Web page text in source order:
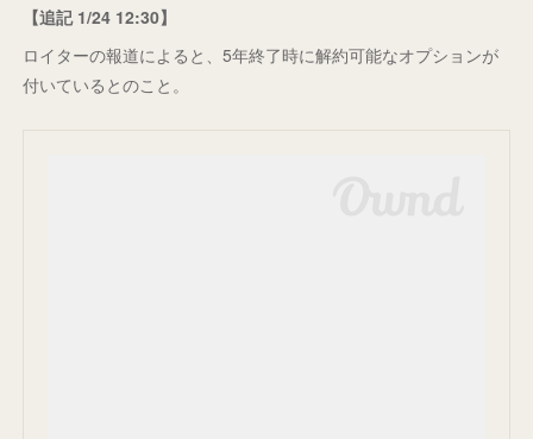
【追記 1/24 12:30】
ロイターの報道によると、5年終了時に解約可能なオプションが
付いているとのこと。